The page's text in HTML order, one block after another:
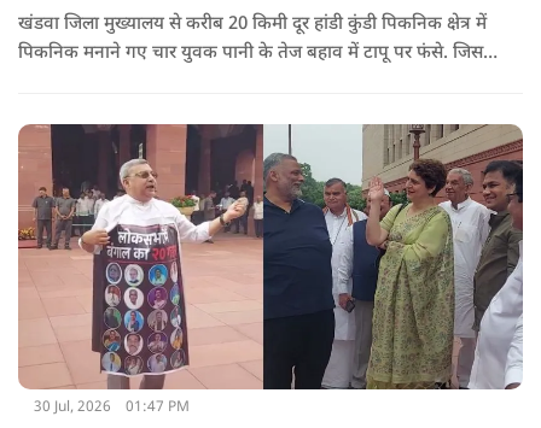
खंडवा जिला मुख्यालय से करीब 20 किमी दूर हांडी कुंडी पिकनिक क्षेत्र में
पिकनिक मनाने गए चार युवक पानी के तेज बहाव में टापू पर फंसे. जिसके
30 Jul, 2026 01:47 PM